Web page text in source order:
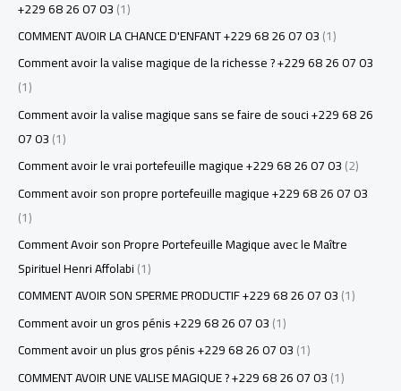
+229 68 26 07 03(1)
COMMENT AVOIR LA CHANCE D'ENFANT +229 68 26 07 03(1)
Comment avoir la valise magique de la richesse ? +229 68 26 07 03
(1)
Comment avoir la valise magique sans se faire de souci +229 68 26
07 03(1)
Comment avoir le vrai portefeuille magique +229 68 26 07 03(2)
Comment avoir son propre portefeuille magique +229 68 26 07 03
(1)
Comment Avoir son Propre Portefeuille Magique avec le Maître
Spirituel Henri Affolabi(1)
COMMENT AVOIR SON SPERME PRODUCTIF +229 68 26 07 03(1)
Comment avoir un gros pénis +229 68 26 07 03(1)
Comment avoir un plus gros pénis +229 68 26 07 03(1)
COMMENT AVOIR UNE VALISE MAGIQUE ? +229 68 26 07 03(1)